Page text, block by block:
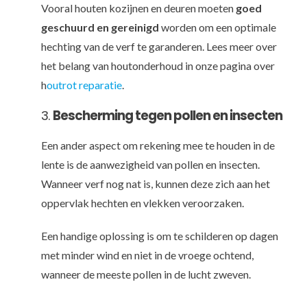
Vooral houten kozijnen en deuren moeten goed
geschuurd en gereinigd worden om een optimale
hechting van de verf te garanderen. Lees meer over
het belang van houtonderhoud in onze pagina over
houtrot reparatie.
3. Bescherming tegen pollen en insecten
Een ander aspect om rekening mee te houden in de
lente is de aanwezigheid van pollen en insecten.
Wanneer verf nog nat is, kunnen deze zich aan het
oppervlak hechten en vlekken veroorzaken.
Een handige oplossing is om te schilderen op dagen
met minder wind en niet in de vroege ochtend,
wanneer de meeste pollen in de lucht zweven.